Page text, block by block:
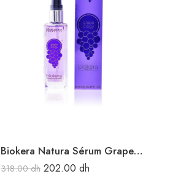
Biokera Natura Sérum Grapeology Pour Tous Type De Cheveux 60 Ml
318.00dh 202.00 dh